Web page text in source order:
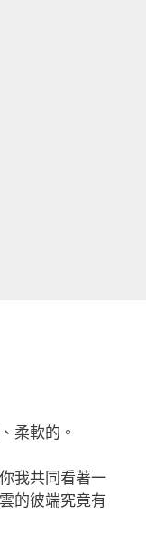
柔軟的。
我共同看著一
的彼端究竟有